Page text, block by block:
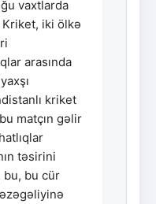
vaxtlarda
iki ölkə
arasında
kriket
matçın gəlir
təsirini
bu cür